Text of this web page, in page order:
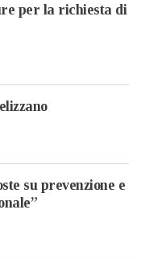
per la richiesta di
su prevenzione e